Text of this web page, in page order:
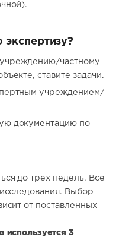
экспертизу?
частному
ставите задачи.
учреждением/
документацию по
до трех недель. Все
Выбор
от поставленных
используется 3